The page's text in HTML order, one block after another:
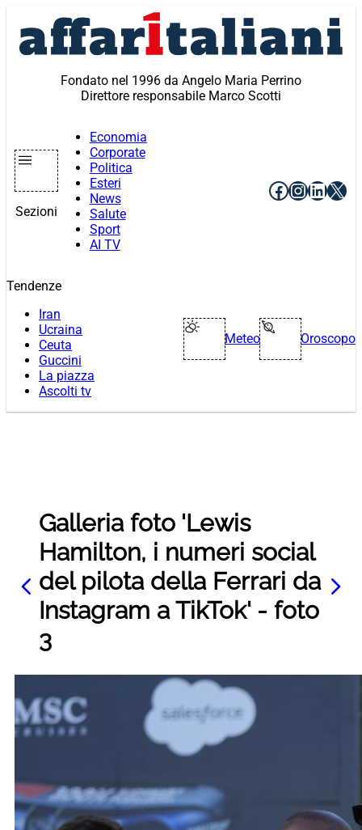
contenuto
Fondato nel 1996 da Angelo Maria Perrino
Direttore responsabile Marco Scotti
Sezioni
Economia
Corporate
Politica
Esteri
News
Salute
Sport
AI TV
Facebook
X
Tendenze
Iran
Ucraina
Ceuta
Guccini
La piazza
Ascolti tv
Meteo Oroscopo
Galleria foto 'Lewis
Hamilton, i numeri social
del pilota della Ferrari da
Instagram a TikTok' - foto
3